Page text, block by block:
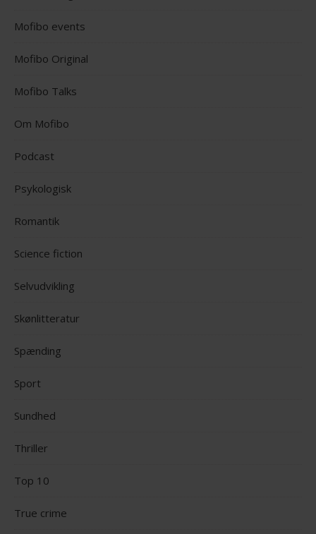
Mofibo events
Mofibo Original
Mofibo Talks
Om Mofibo
Podcast
Psykologisk
Romantik
Science fiction
Selvudvikling
Skønlitteratur
Spænding
Sport
Sundhed
Thriller
Top 10
True crime